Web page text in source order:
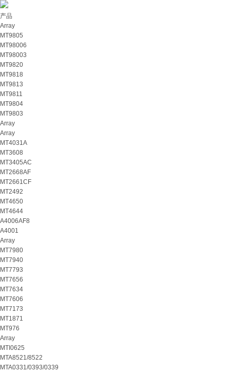
产品
Array
MT9805
MT98006
MT98003
MT9820
MT9818
MT9813
MT9811
MT9804
MT9803
Array
Array
MT4031A
MT3608
MT3405AC
MT2668AF
MT2661CF
MT2492
MT4650
MT4644
A4006AF8
A4001
Array
MT7980
MT7940
MT7793
MT7656
MT7634
MT7606
MT7173
MT1871
MT976
Array
MTI0625
MTA8521/8522
MTA0331/0393/0339